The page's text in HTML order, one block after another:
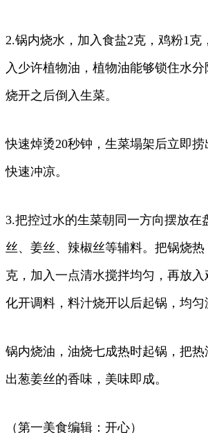
2.锅内烧水，加入食盐2克，鸡粉1克
入少许植物油，植物油能够锁住水
烧开之后倒入生菜。
快速焯烫20秒钟，生菜塌架后立即
快速冲凉。
3.把控过水的生菜朝同一方向摆放在
丝、姜丝、辣椒丝等辅料。把锅烧
克，加入一点清水搅拌均匀，再放
化开调料，料汁烧开以后起锅，均匀
锅内烧油，油烧七成热时起锅，把
出葱姜丝的香味，美味即成。
（第一美食编辑：开心）